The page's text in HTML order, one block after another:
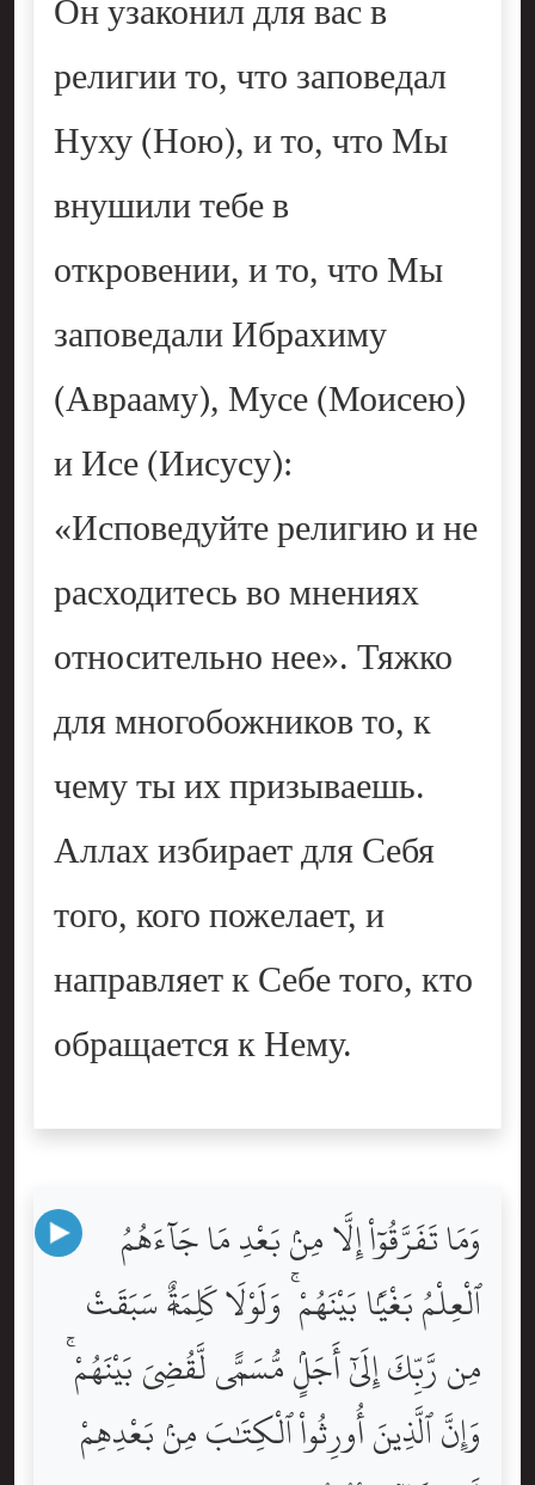
Он узаконил для вас в
религии то, что заповедал
Нуху (Ною), и то, что Мы
внушили тебе в
откровении, и то, что Мы
заповедали Ибрахиму
(Аврааму), Мусе (Моисею)
и Исе (Иисусу):
«Исповедуйте религию и не
расходитесь во мнениях
относительно нее». Тяжко
для многобожников то, к
чему ты их призываешь.
Аллах избирает для Себя
того, кого пожелает, и
направляет к Себе того, кто
обращается к Нему.
وَمَا تَفَرَّقُوٓاْ إِلَّا مِنۢ بَعْدِ مَا جَآءَهُمُ
ٱلْعِلْمُ بَغْيًۢا بَيْنَهُمْ ۚ وَلَوْلَا كَلِمَةٌۭ سَبَقَتْ
مِن رَّبِّكَ إِلَىٰٓ أَجَلٍۢ مُّسَمًّۭى لَّقُضِىَ بَيْنَهُمْ ۚ
وَإِنَّ ٱلَّذِينَ أُورِثُواْ ٱلْكِتَٰبَ مِنۢ بَعْدِهِمْ